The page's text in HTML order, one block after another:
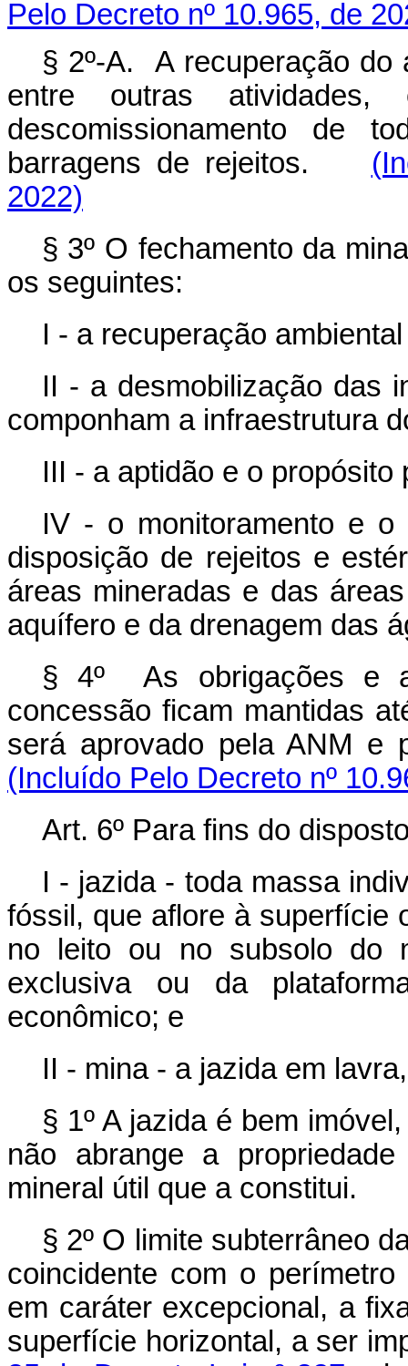
Pelo Decreto nº 10.965, de
§ 2º-A. A recuperação do
entre outras
descomissionamento de
barragens de rejeitos.
2022)
§ 3º O fechamento da
os seguintes:
I - a recuperação
II - a desmobilização das
componham a infraestrutura
III - a aptidão e o
IV - o monitoramento e o
disposição de rejeitos e
áreas mineradas e das
aquífero e da drenagem das
§ 4º As obrigações e
concessão ficam mantidas
será aprovado pela ANM
(Incluído Pelo Decreto nº
Art. 6º Para fins do
I - jazida - toda massa
fóssil, que aflore à superfície
no leito ou no subsolo do
exclusiva ou da
econômico; e
II - mina - a jazida em
§ 1º A jazida é bem
não abrange a
mineral útil que a constitui.
§ 2º O limite subterrâneo
coincidente com o
em caráter excepcional, a
superfície horizontal, a ser